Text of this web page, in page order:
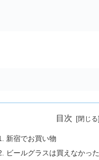
目次
新宿でお買い物
ビールグラスは買えなかった